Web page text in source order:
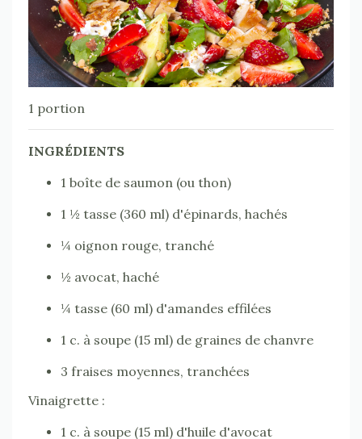
1 portion
INGRÉDIENTS
1 boîte de saumon (ou thon)
1 ½ tasse (360 ml) d'épinards, hachés
¼ oignon rouge, tranché
½ avocat, haché
¼ tasse (60 ml) d'amandes effilées
1 c. à soupe (15 ml) de graines de chanvre
3 fraises moyennes, tranchées
Vinaigrette :
1 c. à soupe (15 ml) d'huile d'avocat